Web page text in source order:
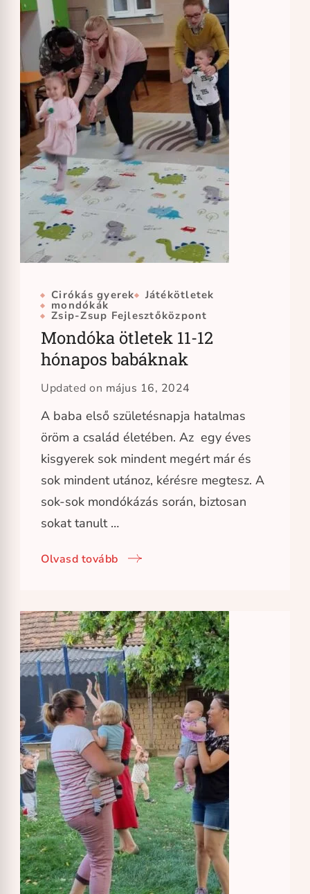
Cirókás gyerek Játékötletek
mondókák
Zsip-Zsup Fejlesztőközpont
Mondóka ötletek 11-12
hónapos babáknak
Updated on május 16, 2024
A baba első születésnapja hatalmas
öröm a család életében. Az egy éves
kisgyerek sok mindent megért már és
sok mindent utánoz, kérésre megtesz. A
sok-sok mondókázás során, biztosan
sokat tanult …
Olvasd tovább